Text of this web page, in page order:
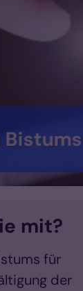
mit?
für
der